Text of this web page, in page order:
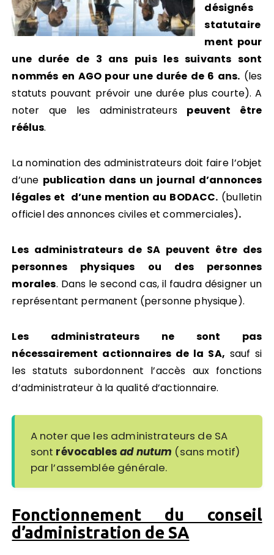
désignés
statutaire
ment pour
une durée de 3 ans puis les suivants sont
nommés en AGO pour une durée de 6 ans. (les
statuts pouvant prévoir une durée plus courte). A
noter que les administrateurs peuvent être
réélus.
La nomination des administrateurs doit faire l’objet
d’une publication dans un journal d’annonces
légales et d’une mention au BODACC. (bulletin
officiel des annonces civiles et commerciales).
Les administrateurs de SA peuvent être des
personnes physiques ou des personnes
morales. Dans le second cas, il faudra désigner un
représentant permanent (personne physique).
Les administrateurs ne sont pas
nécessairement actionnaires de la SA, sauf si
les statuts subordonnent l’accès aux fonctions
d’administrateur à la qualité d’actionnaire.
A noter que les administrateurs de SA
sont révocablesad nutum (sans motif)
par l’assemblée générale.
Fonctionnement du conseil
d’administration de SA